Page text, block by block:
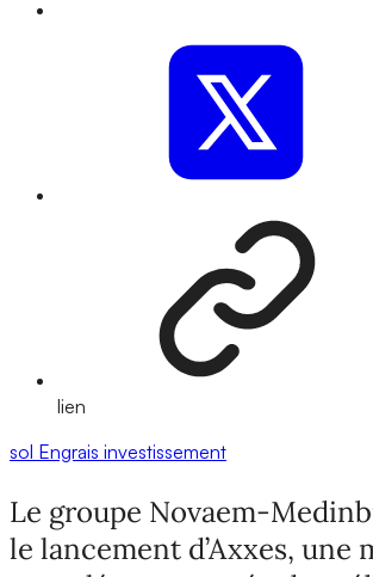
lien
sol Engrais investissement
Le groupe Novaem-
le lancement d’Axxes, une